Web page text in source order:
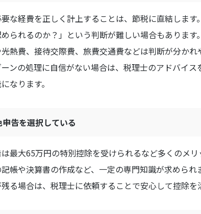
な経費を正しく計上することは、節税に直結します
められるのか？」という判断が難しい場合もありま
熱費、接待交際費、旅費交通費などは判断が分かれ
ンの処理に自信がない場合は、税理士のアドバイス
なります。
告を選択している
最大65万円の特別控除を受けられるなど多くのメ
帳や決算書の作成など、一定の専門知識が求められ
る場合は、税理士に依頼することで安心して控除を